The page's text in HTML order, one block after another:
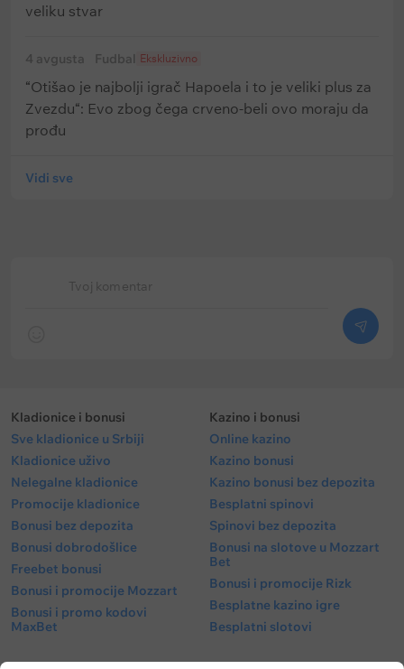
veliku stvar
4 avgusta Fudbal Ekskluzivno
“Otišao je najbolji igrač Hapoela i to je veliki plus za
Zvezdu“: Evo zbog čega crveno-beli ovo moraju da
prođu
Vidi sve
Tvoj komentar
Kladionice i bonusi
Sve kladionice u Srbiji
Kladionice uživo
Nelegalne kladionice
Promocije kladionice
Bonusi bez depozita
Bonusi dobrodošlice
Freebet bonusi
Bonusi i promocije Mozzart
Bonusi i promo kodovi
MaxBet
Kazino i bonusi
Online kazino
Kazino bonusi
Kazino bonusi bez depozita
Besplatni spinovi
Spinovi bez depozita
Bonusi na slotove u Mozzart
Bet
Bonusi i promocije Rizk
Besplatne kazino igre
Besplatni slotovi